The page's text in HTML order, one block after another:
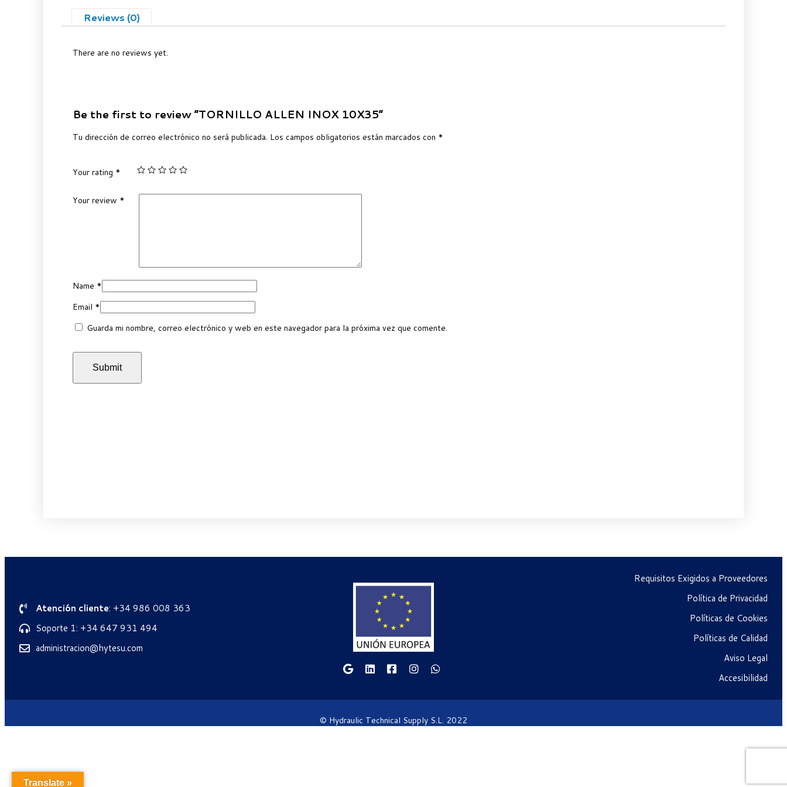
Reviews (0)
There are no reviews yet.
Be the first to review “TORNILLO ALLEN INOX 10X35”
Tu dirección de correo electrónico no será publicada. Los campos obligatorios están marcados con *
Your rating *
Your review *
Name *
Email *
Guarda mi nombre, correo electrónico y web en este navegador para la próxima vez que comente.
Atención cliente: +34 986 008 363
Soporte 1: +34 647 931 494
administracion@hytesu.com
Requisitos Exigidos a Proveedores
Política de Privacidad
Políticas de Cookies
Políticas de Calidad
Aviso Legal
Accesibilidad
© Hydraulic Technical Supply S.L. 2022
Translate »